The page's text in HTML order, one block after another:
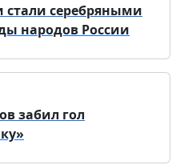
серебряными
народов России
забил гол